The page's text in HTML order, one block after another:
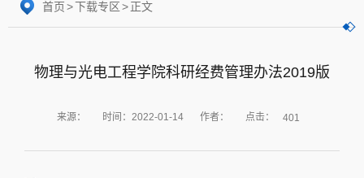
首页>下载专区>正文
物理与光电工程学院科研经费管理办法2019版
来源： 时间：2022-01-14 作者： 点击： 401